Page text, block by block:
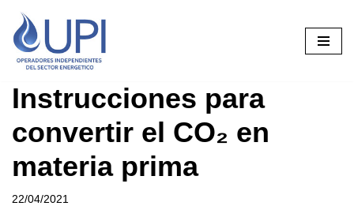
Saltar
al
Instrucciones para
convertir el CO₂ en
materia prima
22/04/2021